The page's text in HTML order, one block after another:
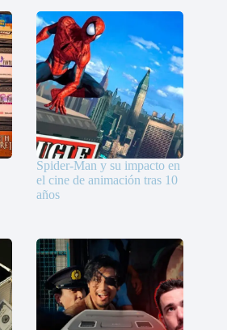
Spider-Man y su impacto en
el cine de animación tras 10
años